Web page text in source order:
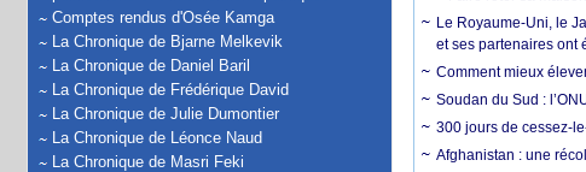
Comptes rendus d'Osée Kamga
La Chronique de Bjarne Melkevik
La Chronique de Daniel Baril
La Chronique de Frédérique David
La Chronique de Julie Dumontier
La Chronique de Léonce Naud
La Chronique de Masri Feki
Le Royaume-Uni, le
et ses partenaires ont
Comment mieux
Soudan du Sud :
300 jours de cessez-
Afghanistan : une